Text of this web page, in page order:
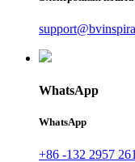
WhatsApp
WhatsApp
+86 -132 2957